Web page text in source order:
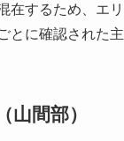
在するため、エ
とに確認された
山間部）